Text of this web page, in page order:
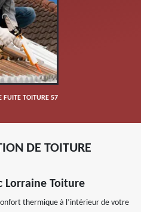
FUITE TOITURE 57
DE TOITURE
Lorraine Toiture
thermique à l’intérieur de votre